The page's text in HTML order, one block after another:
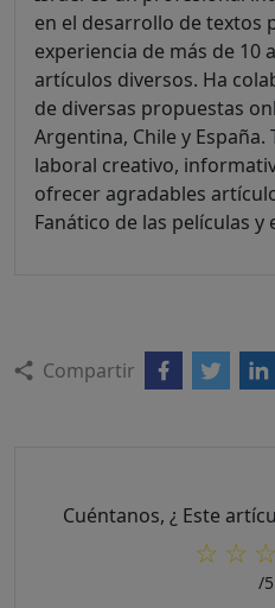
en el desarrollo de textos
experiencia de más de 10
artículos diversos. Ha
de diversas propuestas
Argentina, Chile y
laboral creativo,
ofrecer agradables
Fanático de las películas y
Compartir
Cuéntanos, ¿ Este
☆
☆
☆
/5